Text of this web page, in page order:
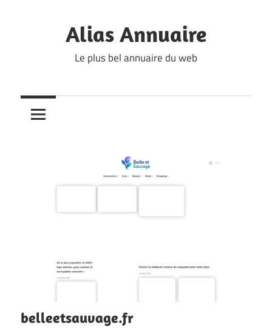
Alias Annuaire
Le plus bel annuaire du web
belleetsauvage.fr